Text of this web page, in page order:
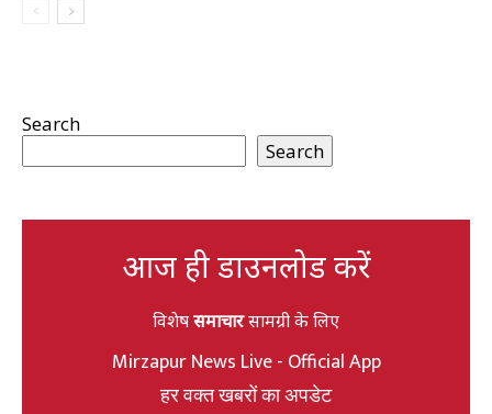
Search
Search
आज ही डाउनलोड करें
विशेषसमाचारसामग्री के लिए
Mirzapur News Live - Official App
हर वक्त खबरों का अपडेट